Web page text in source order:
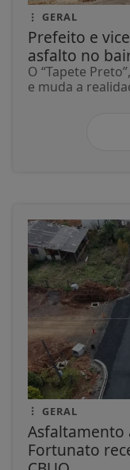
GERAL
Prefeito e
asfalto no
O “Tapete
e muda a
GERAL
Asfaltamento
Fortunato